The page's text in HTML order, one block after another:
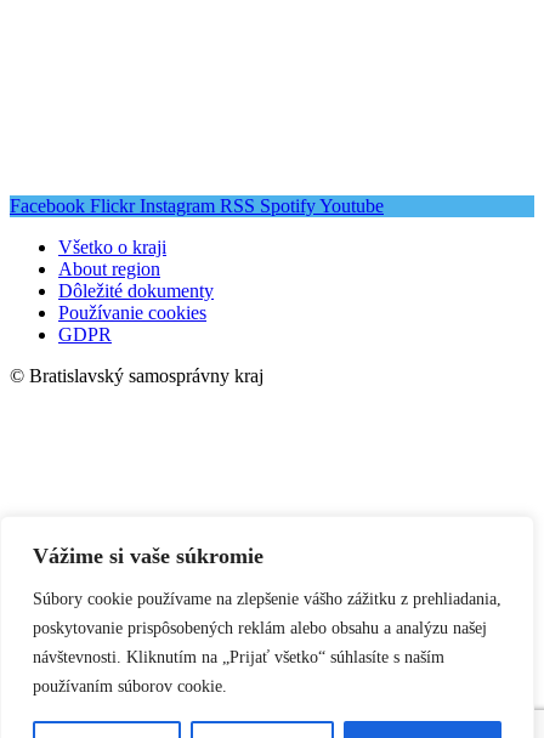
Vážime si vaše súkromie
Súbory cookie používame na zlepšenie vášho zážitku z prehliadania,
poskytovanie prispôsobených reklám alebo obsahu a analýzu našej
návštevnosti. Kliknutím na „Prijať všetko“ súhlasíte s naším
používaním súborov cookie.
Facebook Flickr Instagram RSS SpotifyYoutube
Všetko o kraji
About region
Dôležité dokumenty
Používanie cookies
GDPR
© Bratislavský samosprávny kraj